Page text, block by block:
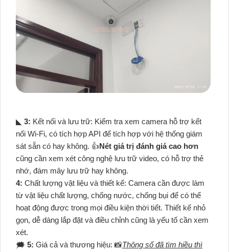
◣ 3: Kết nối và lưu trữ: Kiểm tra xem camera hỗ trợ kết
nối Wi-Fi, có tích hợp API để tích hợp với hệ thống giám
sát sẵn có hay không. 👍Nét giá trị đánh giá cao hơn
cũng cần xem xét công nghệ lưu trữ video, có hỗ trợ thẻ
nhớ, đám mây lưu trữ hay không.
4: Chất lượng vật liệu và thiết kế: Camera cần được làm
từ vật liệu chất lượng, chống nước, chống bụi để có thể
hoạt động được trong mọi điều kiện thời tiết. Thiết kế nhỏ
gọn, dễ dàng lắp đặt và điều chỉnh cũng là yếu tố cần xem
xét.
🗯️ 5: Giá cả và thương hiệu: 📸Thông số đã tìm hiều thì